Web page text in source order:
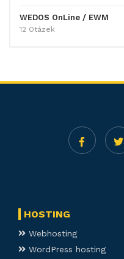
WEDOS OnLine / EWM
12 Otázek
HOSTING
Webhosting
WordPress hosting